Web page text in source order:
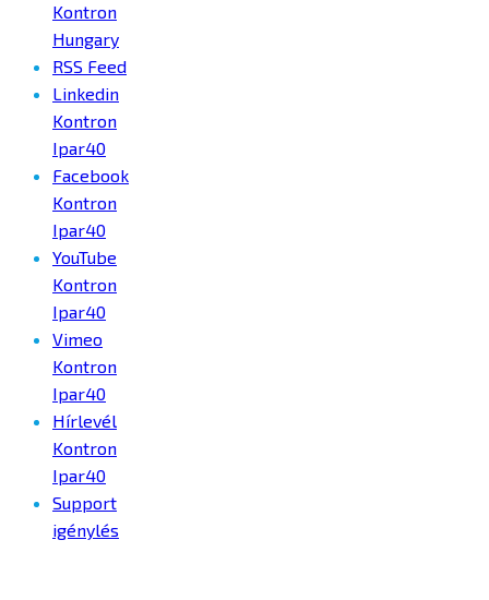
Kontron
Hungary
RSS Feed
Linkedin
Kontron
Ipar40
Facebook
Kontron
Ipar40
YouTube
Kontron
Ipar40
Vimeo
Kontron
Ipar40
Hírlevél
Kontron
Ipar40
Support
igénylés